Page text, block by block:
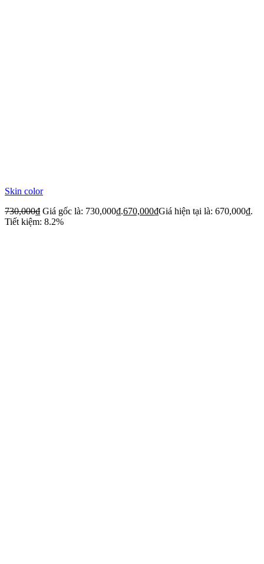
Skin color
730,000₫ Giá gốc là: 730,000₫.670,000₫Giá hiện tại là: 670,000₫.
Tiết kiệm: 8.2%